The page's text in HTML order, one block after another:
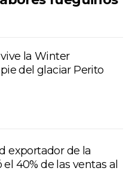
la Winter
del glaciar Perito
exportador de la
40% de las ventas al